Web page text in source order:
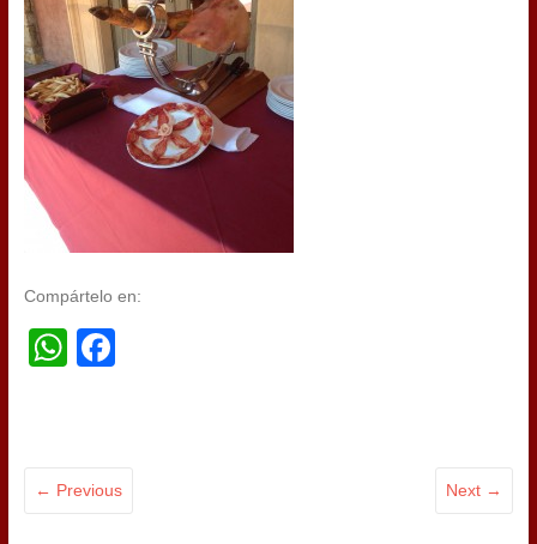
Compártelo en:
WhatsApp
← Previous Next →